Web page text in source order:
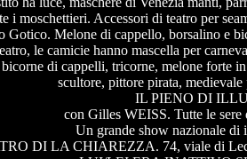
i moschettieri. Accessori di teatro per
Gotico. Melone di cappello, borsalino e
le camicie hanno mascella per
di cappelli, tricorne, melone forte
scultore, pittore pirata, medievale
IL PIENO DI
con Gilles WEISS. Tutte le
Un grande show nazionale di
DI LA CHIAREZZA. 74, viale di